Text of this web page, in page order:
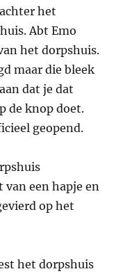
het
Abt Emo
het dorpshuis.
maar die bleek
dat je dat
de knop doet.
geopend.
van een hapje en
op het
het dorpshuis